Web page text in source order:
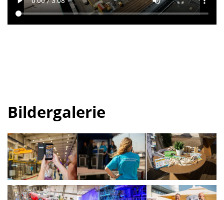
Bildergalerie
Show larger versionShow larger versionShow larger
Show larger versionShow larger versionShow larger